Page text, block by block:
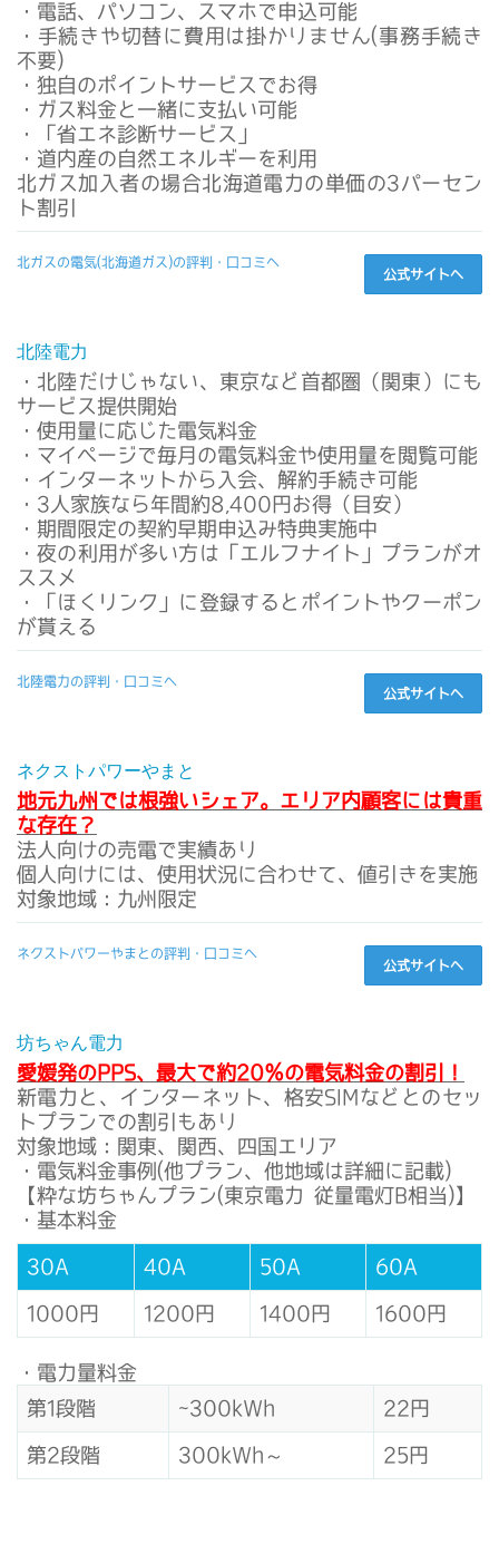
・電話、パソコン、スマホで申込可能
・手続きや切替に費用は掛かりません(事務手続き
不要)
・独自のポイントサービスでお得
・ガス料金と一緒に支払い可能
・「省エネ診断サービス」
・道内産の自然エネルギーを利用
北ガス加入者の場合北海道電力の単価の3パーセン
ト割引
北ガスの電気(北海道ガス)の評判・口コミへ
公式サイトへ
北陸電力
・北陸だけじゃない、東京など首都圏（関東）にも
サービス提供開始
・使用量に応じた電気料金
・マイページで毎月の電気料金や使用量を閲覧可能
・インターネットから入会、解約手続き可能
・3人家族なら年間約8,400円お得（目安）
・期間限定の契約早期申込み特典実施中
・夜の利用が多い方は「エルフナイト」プランがオ
ススメ
・「ほくリンク」に登録するとポイントやクーポン
が貰える
北陸電力の評判・口コミへ
公式サイトへ
ネクストパワーやまと
地元九州では根強いシェア。エリア内顧客には貴重
な存在？
法人向けの売電で実績あり
個人向けには、使用状況に合わせて、値引きを実施
対象地域：九州限定
ネクストパワーやまとの評判・口コミへ
公式サイトへ
坊ちゃん電力
愛媛発のPPS、最大で約20％の電気料金の割引！
新電力と、インターネット、格安SIMなどとのセッ
トプランでの割引もあり
対象地域：関東、関西、四国エリア
・電気料金事例(他プラン、他地域は詳細に記載)
【粋な坊ちゃんプラン(東京電力 従量電灯B相当)】
・基本料金
30A 40A 50A 60A
1000円 1200円 1400円 1600円
・電力量料金
第1段階
~300kWh 22円
第2段階 300kWh～ 25円